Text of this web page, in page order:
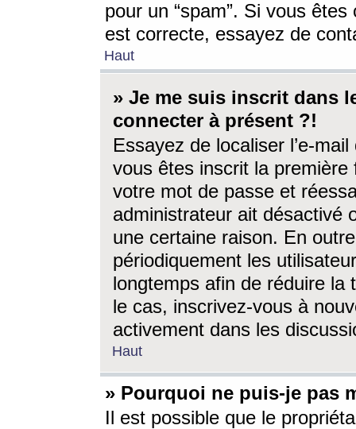
pour un “spam”. Si vous
est correcte, essayez de
Haut
» Je me suis inscrit dans
connecter à présent ?!
Essayez de localiser l’e-
vous êtes inscrit la première
votre mot de passe et
administrateur ait désactivé
une certaine raison. En
périodiquement les
longtemps afin de réduire la
le cas, inscrivez-vous à
activement dans les
Haut
» Pourquoi ne puis-je pas
Il est possible que le